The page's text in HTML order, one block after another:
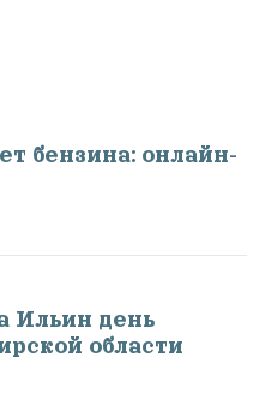
бензина: онлайн-
Ильин день
области